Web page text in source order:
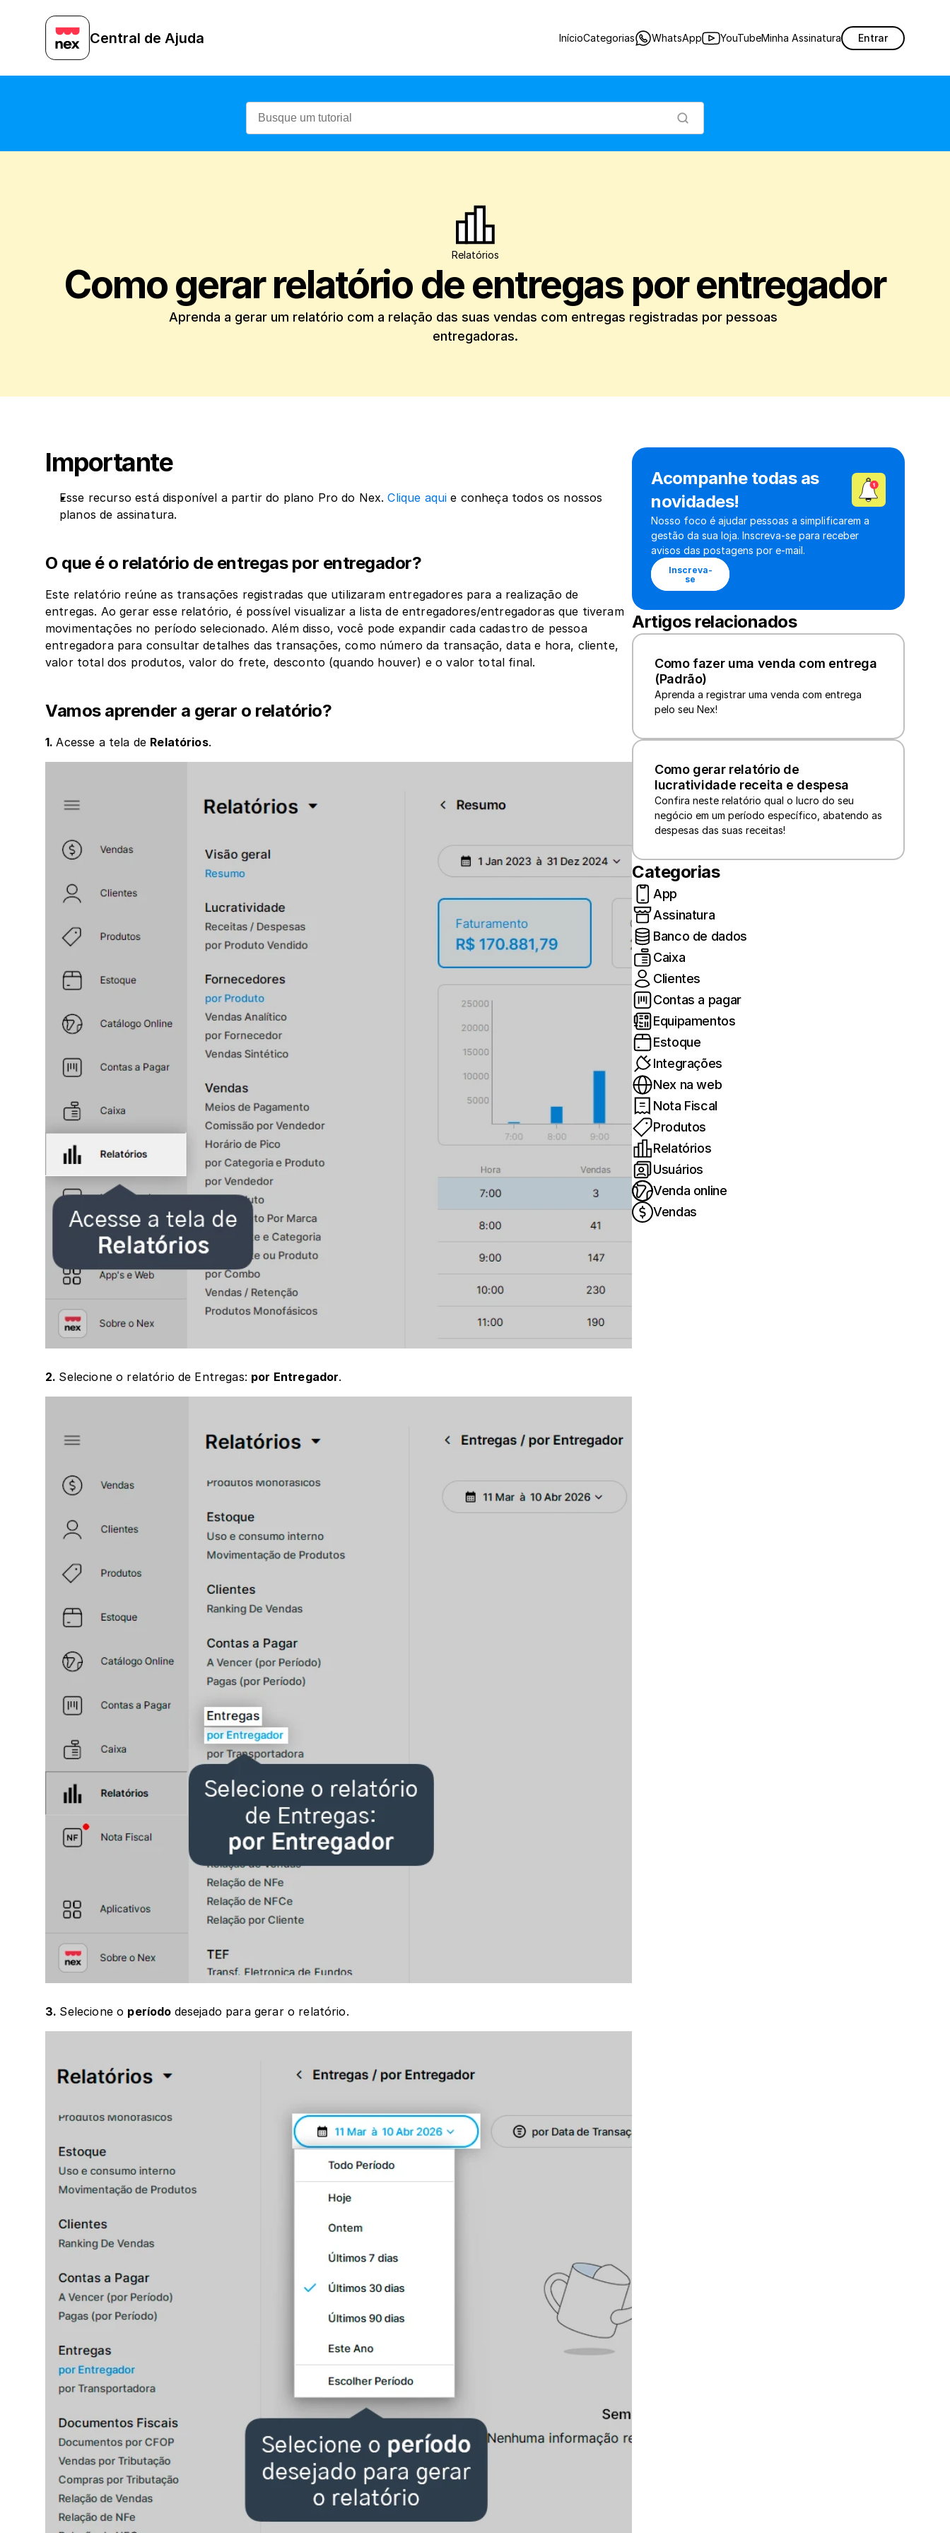
Central de Ajuda InícioCategorias WhatsApp YouTubeMinha Assinatura Entrar
Relatórios
Como gerar relatório de entregas por entregador
Aprenda a gerar um relatório com a relação das suas vendas com entregas registradas por pessoas
entregadoras.
Importante
Esse recurso está disponível a partir do plano Pro do Nex. Clique aqui e conheça todos os nossos
planos de assinatura.
O que é o relatório de entregas por entregador?
Este relatório reúne as transações registradas que utilizaram entregadores para a realização de
entregas. Ao gerar esse relatório, é possível visualizar a lista de entregadores/entregadoras que tiveram
movimentações no período selecionado. Além disso, você pode expandir cada cadastro de pessoa
entregadora para consultar detalhes das transações, como número da transação, data e hora, cliente,
valor total dos produtos, valor do frete, desconto (quando houver) e o valor total final.
Vamos aprender a gerar o relatório?
1. Acesse a tela de Relatórios.
2. Selecione o relatório de Entregas: por Entregador.
3. Selecione o período desejado para gerar o relatório.
Acompanhe todas as
novidades!
Nosso foco é ajudar pessoas a simplificarem a
gestão da sua loja. Inscreva-se para receber
avisos das postagens por e-mail.
Inscreva-
se
Artigos relacionados
Como fazer uma venda com entrega
(Padrão)
Aprenda a registrar uma venda com entrega
pelo seu Nex!
Como gerar relatório de
lucratividade receita e despesa
Confira neste relatório qual o lucro do seu
negócio em um período específico, abatendo as
despesas das suas receitas!
Categorias
App
Assinatura
Banco de dados
Caixa
Clientes
Contas a pagar
Equipamentos
Estoque
Integrações
Nex na web
Nota Fiscal
Produtos
Relatórios
Usuários
Venda online
Vendas